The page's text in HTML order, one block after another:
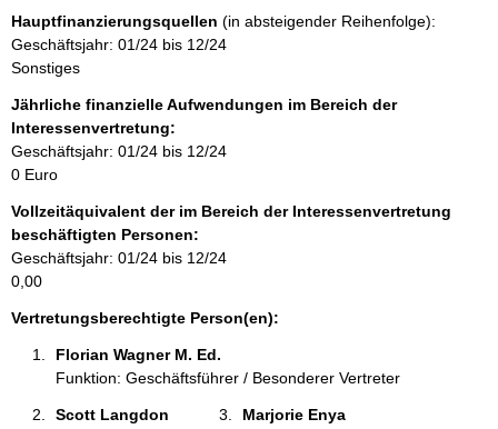
t
i
n
f
o
r
m
t
i
o
n
e
Hauptfinanzierungsquellen (in absteigender Reihenfolge):
Geschäftsjahr: 01/24 bis 12/24
Sonstiges
Jährliche finanzielle Aufwendungen im Bereich der
Interessenvertretung:
Geschäftsjahr: 01/24 bis 12/24
0 Euro
Vollzeitäquivalent der im Bereich der Interessenvertretung
beschäftigten Personen:
Geschäftsjahr: 01/24 bis 12/24
0,00
Vertretungsberechtigte Person(en):
Florian Wagner M. Ed.
Funktion: Geschäftsführer / Besonderer Vertreter
Scott Langdon Marjorie Enya